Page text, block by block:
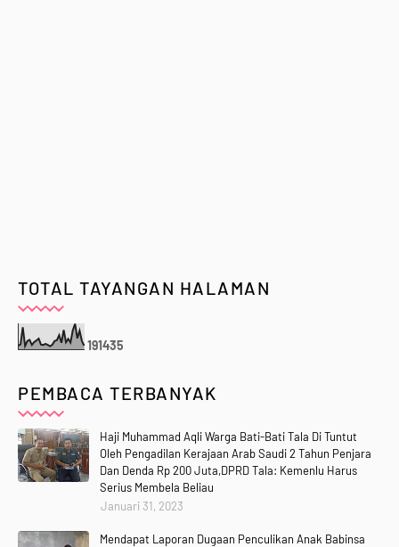
TOTAL TAYANGAN HALAMAN
191435
PEMBACA TERBANYAK
Haji Muhammad Aqli Warga Bati-Bati Tala Di Tuntut
Oleh Pengadilan Kerajaan Arab Saudi 2 Tahun Penjara
Dan Denda Rp 200 Juta,DPRD Tala: Kemenlu Harus
Serius Membela Beliau
Januari 31, 2023
Mendapat Laporan Dugaan Penculikan Anak Babinsa